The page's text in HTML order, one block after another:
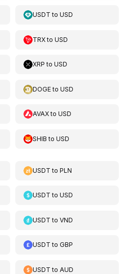
USDT toUSD
TRXtoUSD
XRP toUSD
DOGEtoUSD
AVAXtoUSD
SHIB toUSD
USDT toPLN
USDT toUSD
USDT toVND
USDT toGBP
USDT to AUD